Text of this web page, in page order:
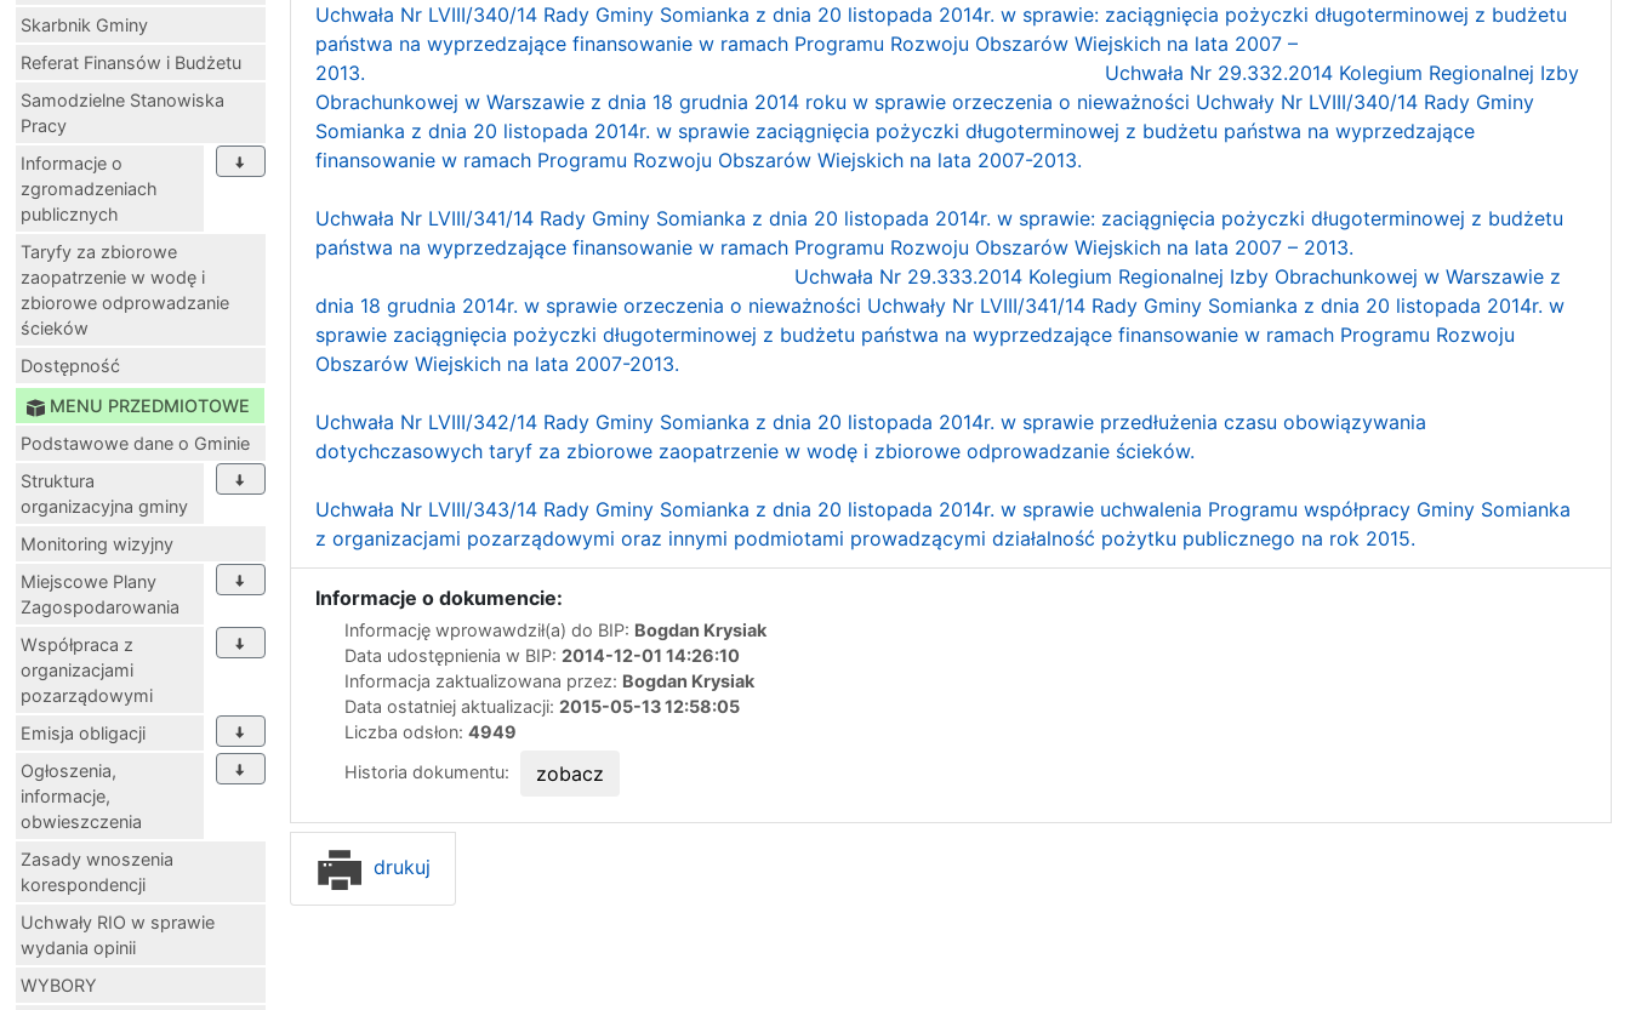
Skarbnik Gminy
Referat Finansów i Budżetu
Samodzielne Stanowiska
Pracy
Informacje o
zgromadzeniach
publicznych
Taryfy za zbiorowe
zaopatrzenie w wodę i
zbiorowe odprowadzanie
ścieków
Dostępność
MENU PRZEDMIOTOWE
Podstawowe dane o Gminie
Struktura
organizacyjna gminy
Monitoring wizyjny
Miejscowe Plany
Zagospodarowania
Współpraca z
organizacjami
pozarządowymi
Emisja obligacji
Ogłoszenia,
informacje,
obwieszczenia
Zasady wnoszenia
korespondencji
Uchwały RIO w sprawie
wydania opinii
WYBORY
Uchwała Nr LVIII/340/14 Rady Gminy Somianka z dnia 20 listopada 2014r. w sprawie: zaciągnięcia pożyczki długoterminowej z budżetu
państwa na wyprzedzające finansowanie w ramach Programu Rozwoju Obszarów Wiejskich na lata 2007 –
2013. Uchwała Nr 29.332.2014 Kolegium Regionalnej Izby
Obrachunkowej w Warszawie z dnia 18 grudnia 2014 roku w sprawie orzeczenia o nieważności Uchwały Nr LVIII/340/14 Rady Gminy
Somianka z dnia 20 listopada 2014r. w sprawie zaciągnięcia pożyczki długoterminowej z budżetu państwa na wyprzedzające
finansowanie w ramach Programu Rozwoju Obszarów Wiejskich na lata 2007-2013.
Uchwała Nr LVIII/341/14 Rady Gminy Somianka z dnia 20 listopada 2014r. w sprawie: zaciągnięcia pożyczki długoterminowej z budżetu
państwa na wyprzedzające finansowanie w ramach Programu Rozwoju Obszarów Wiejskich na lata 2007 – 2013.
Uchwała Nr 29.333.2014 Kolegium Regionalnej Izby Obrachunkowej w Warszawie z
dnia 18 grudnia 2014r. w sprawie orzeczenia o nieważności Uchwały Nr LVIII/341/14 Rady Gminy Somianka z dnia 20 listopada 2014r. w
sprawie zaciągnięcia pożyczki długoterminowej z budżetu państwa na wyprzedzające finansowanie w ramach Programu Rozwoju
Obszarów Wiejskich na lata 2007-2013.
Uchwała Nr LVIII/342/14 Rady Gminy Somianka z dnia 20 listopada 2014r. w sprawie przedłużenia czasu obowiązywania
dotychczasowych taryf za zbiorowe zaopatrzenie w wodę i zbiorowe odprowadzanie ścieków.
Uchwała Nr LVIII/343/14 Rady Gminy Somianka z dnia 20 listopada 2014r. w sprawie uchwalenia Programu współpracy Gminy Somianka
z organizacjami pozarządowymi oraz innymi podmiotami prowadzącymi działalność pożytku publicznego na rok 2015.
Informacje o dokumencie:
Informację wprowawdził(a) do BIP: Bogdan Krysiak
Data udostępnienia w BIP: 2014-12-01 14:26:10
Informacja zaktualizowana przez: Bogdan Krysiak
Data ostatniej aktualizacji: 2015-05-13 12:58:05
Liczba odsłon: 4949
Historia dokumentu:
zobacz
drukuj